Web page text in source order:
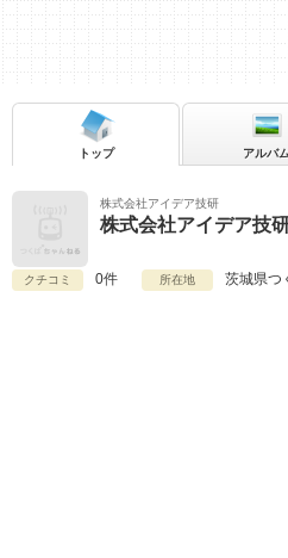
株式会社アイデア技研
株式会社アイデア技
クチコミ 0件 所在地 茨城県つ
トップ アルバム